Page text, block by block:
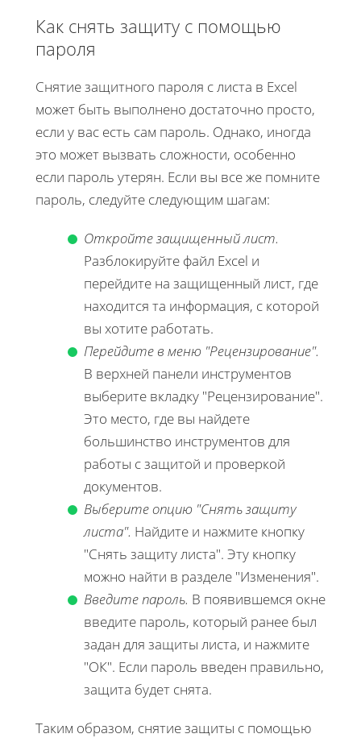
Как снять защиту с помощью
пароля
Снятие защитного пароля с листа в Excel
может быть выполнено достаточно просто,
если у вас есть сам пароль. Однако, иногда
это может вызвать сложности, особенно
если пароль утерян. Если вы все же помните
пароль, следуйте следующим шагам:
Откройте защищенный лист.
Разблокируйте файл Excel и
перейдите на защищенный лист, где
находится та информация, с которой
вы хотите работать.
Перейдите в меню "Рецензирование".
В верхней панели инструментов
выберите вкладку "Рецензирование".
Это место, где вы найдете
большинство инструментов для
работы с защитой и проверкой
документов.
Выберите опцию "Снять защиту
листа". Найдите и нажмите кнопку
"Снять защиту листа". Эту кнопку
можно найти в разделе "Изменения".
Введите пароль. В появившемся окне
введите пароль, который ранее был
задан для защиты листа, и нажмите
"ОК". Если пароль введен правильно,
защита будет снята.
Таким образом, снятие защиты с помощью